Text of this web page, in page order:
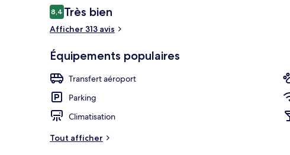
Avis
voyageurs
8,48,4 sur 10
Très bien
Afficher 313 avis
Équipements populaires
Transfert aéroport
Parking
Climatisation
Tout afficher